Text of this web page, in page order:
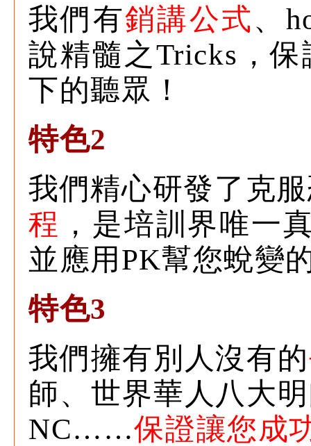
我們有銷講公式、
說精髓之Tricks，
下的聽眾！
特色2
我們精心研發了克
程 ，是培訓界唯一
並應用PK幫您蛻變
特色3
我們擁有別人沒有的
師、世界華人八大
NC……保證讓您成